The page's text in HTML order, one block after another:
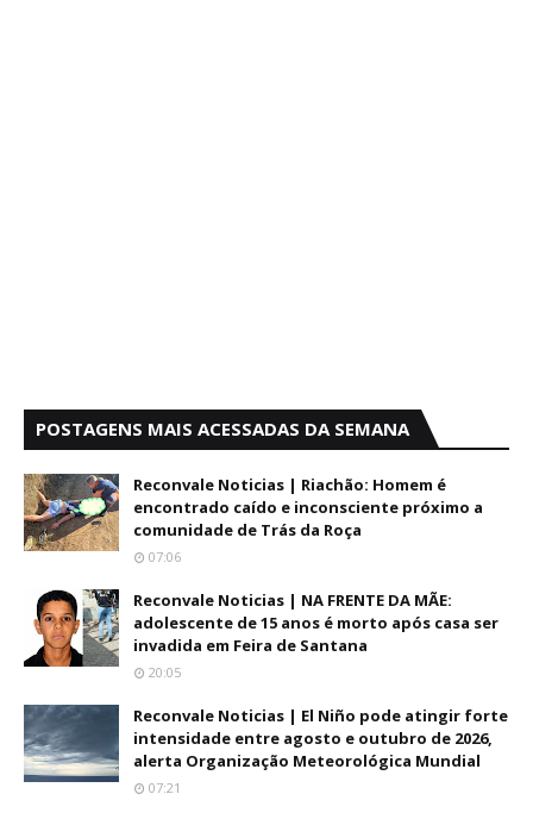
POSTAGENS MAIS ACESSADAS DA SEMANA
Reconvale Noticias | Riachão: Homem é
encontrado caído e inconsciente próximo a
comunidade de Trás da Roça
07:06
Reconvale Noticias | NA FRENTE DA MÃE:
adolescente de 15 anos é morto após casa ser
invadida em Feira de Santana
20:05
Reconvale Noticias | El Niño pode atingir forte
intensidade entre agosto e outubro de 2026,
alerta Organização Meteorológica Mundial
07:21